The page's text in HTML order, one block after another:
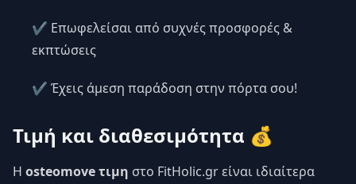
✔️ Επωφελείσαι από συχνές προσφορές &
εκπτώσεις
✔️ Έχεις άμεση παράδοση στην πόρτα σου!
Τιμή και διαθεσιμότητα 💰
Η osteomove τιμη στο FitHolic.grείναι ιδιαίτερα